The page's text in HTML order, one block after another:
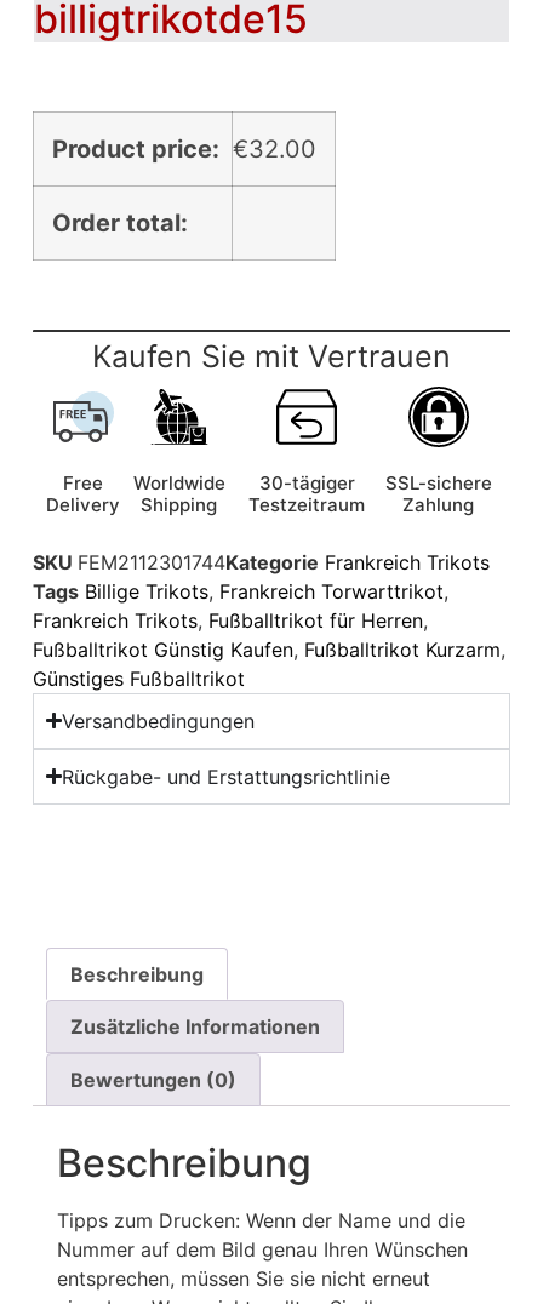
billigtrikotde15
Product price: €32.00
Order total:
Kaufen Sie mit Vertrauen
Free
Delivery
Worldwide
Shipping
30-tägiger
Testzeitraum
SSL-sichere
Zahlung
SKU FEM2112301744Kategorie Frankreich Trikots
Tags Billige Trikots, Frankreich Torwarttrikot,
Frankreich Trikots, Fußballtrikot für Herren,
Fußballtrikot Günstig Kaufen, Fußballtrikot Kurzarm,
Günstiges Fußballtrikot
Versandbedingungen
Rückgabe- und Erstattungsrichtlinie
Beschreibung
Zusätzliche Informationen
Bewertungen (0)
Beschreibung
Tipps zum Drucken: Wenn der Name und die
Nummer auf dem Bild genau Ihren Wünschen
entsprechen, müssen Sie sie nicht erneut